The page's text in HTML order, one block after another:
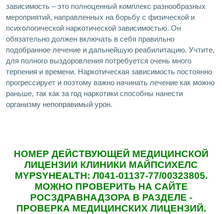
зависимость – это полноценный комплекс разнообразных
мероприятий, направленных на борьбу с физической и
психологической наркотической зависимостью. Он
обязательно должен включать в себя правильно
подобранное лечение и дальнейшую реабилитацию. Учтите,
для полного выздоровления потребуется очень много
терпения и времени. Наркотическая зависимость постоянно
прогрессирует и поэтому важно начинать лечение как можно
раньше, так как за год наркотики способны нанести
организму непоправимый урон.
НОМЕР ДЕЙСТВУЮЩЕЙ МЕДИЦИНСКОЙ
ЛИЦЕНЗИИ КЛИНИКИ МАЙПСИХЕЛС
MYPSYHEALTH: Л041-01137-77/00323805.
МОЖНО ПРОВЕРИТЬ НА САЙТЕ
РОСЗДРАВНАДЗОРА В РАЗДЕЛЕ -
ПРОВЕРКА МЕДИЦИНСКИХ ЛИЦЕНЗИЙ.